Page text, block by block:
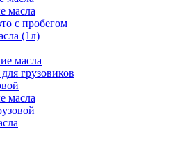
масла
с пробегом
(1л)
масла
грузовиков
масла